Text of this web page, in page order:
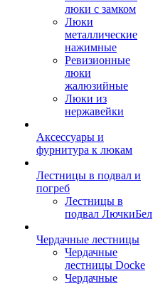
люки с замком
Люки
металлические
нажимные
Ревизионные
люки
жалюзийные
Люки из
нержавейки
Аксессуары и
фурнитура к люкам
Лестницы в подвал и
погреб
Лестницы в
подвал ЛючкиБел
Чердачные лестницы
Чердачные
лестницы Docke
Чердачные